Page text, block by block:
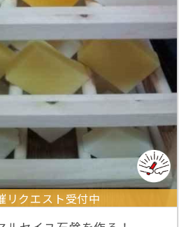
リクエスト受付中